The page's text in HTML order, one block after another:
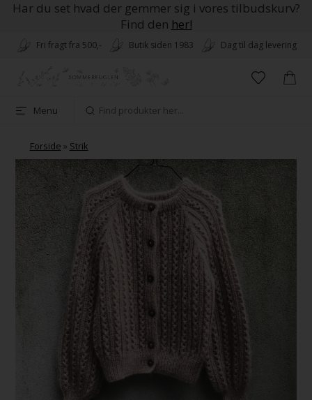
Har du set hvad der gemmer sig i vores tilbudskurv?
Find den her!
Fri fragt fra 500,- Butik siden 1983 Dag til dag levering
Menu
Forside » Strik